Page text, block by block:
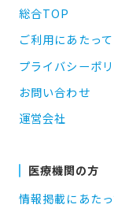
総合TOP
ご利用にあたって
プライバシーポ
お問い合わせ
運営会社
医療機関の方
情報掲載にあた